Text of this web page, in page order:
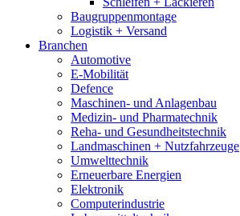
Baugruppenmontage
Logistik + Versand
Branchen
Automotive
E-Mobilität
Defence
Maschinen- und Anlagenbau
Medizin- und Pharmatechnik
Reha- und Gesundheitstechnik
Landmaschinen + Nutzfahrzeuge
Umwelttechnik
Erneuerbare Energien
Elektronik
Computerindustrie